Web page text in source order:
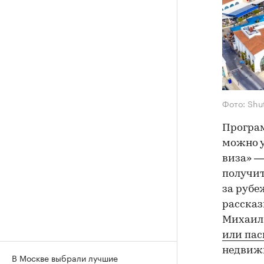
Фото:
можно
виза»
за
Михаил
или
В Москве выбрали лучшие